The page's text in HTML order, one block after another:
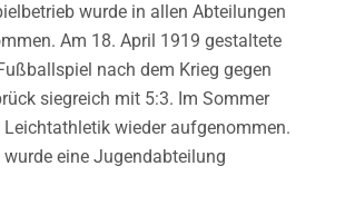
wurde in allen Abteilungen
Am 18. April 1919 gestaltete
nach dem Krieg gegen
siegreich mit 5:3. Im Sommer
Leichtathletik wieder aufgenommen.
eine Jugendabteilung